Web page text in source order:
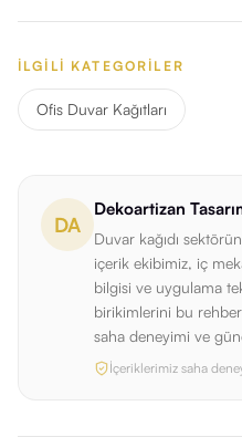
İLGILI KATEGORILER
Ofis Duvar Kağıtları
DA
Dekoartizan
Duvar kağıdı
içerik ekibimiz, iç
bilgisi ve uygulama
birikimlerini bu
saha deneyimi ve
İçeriklerimiz saha